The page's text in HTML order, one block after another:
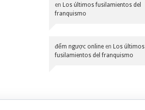
en Los últimos fusilamientos del
franquismo
đếm ngược online en Los últimos
fusilamientos del franquismo